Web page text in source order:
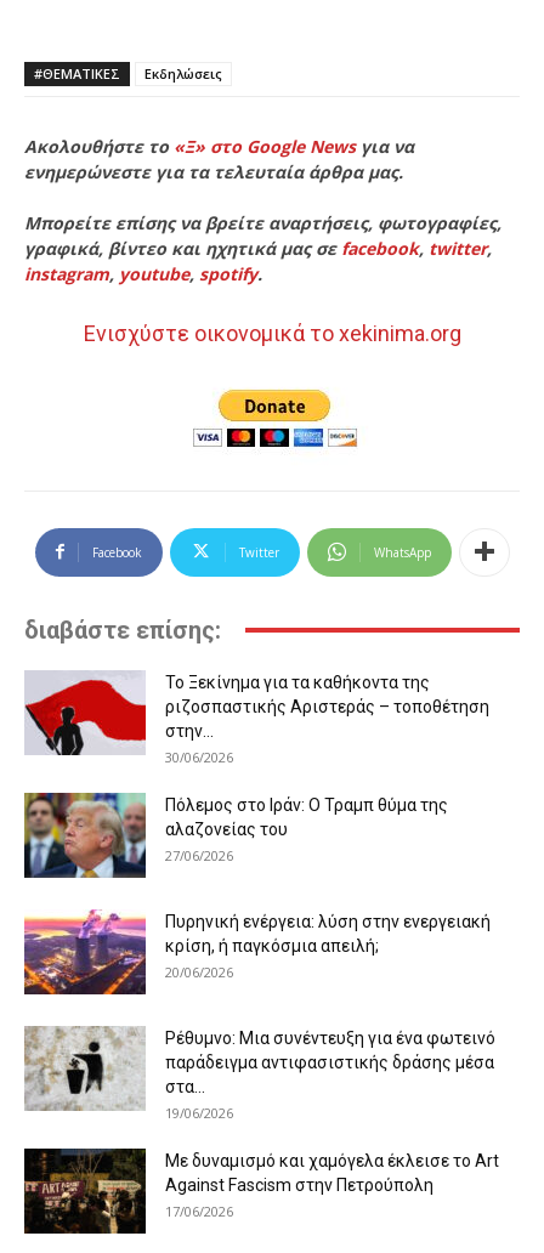
#ΘΕΜΑΤΙΚΈΣ Εκδηλώσεις
Ακολουθήστε το «Ξ» στο Google Newsγια να
ενημερώνεστε για τα τελευταία άρθρα μας.
Μπορείτε επίσης να βρείτε αναρτήσεις, φωτογραφίες,
γραφικά, βίντεο και ηχητικά μας σε facebook, twitter,
instagram, youtube, spotify.
Ενισχύστε οικονομικά το xekinima.org
Facebook Twitter WhatsApp
διαβάστε επίσης:
Το Ξεκίνημα για τα καθήκοντα της
ριζοσπαστικής Αριστεράς – τοποθέτηση
στην...
30/06/2026
Πόλεμος στο Ιράν: Ο Τραμπ θύμα της
αλαζονείας του
27/06/2026
Πυρηνική ενέργεια: λύση στην ενεργειακή
κρίση, ή παγκόσμια απειλή;
20/06/2026
Ρέθυμνο: Μια συνέντευξη για ένα φωτεινό
παράδειγμα αντιφασιστικής δράσης μέσα
στα...
19/06/2026
Με δυναμισμό και χαμόγελα έκλεισε το Art
Against Fascism στην Πετρούπολη
17/06/2026